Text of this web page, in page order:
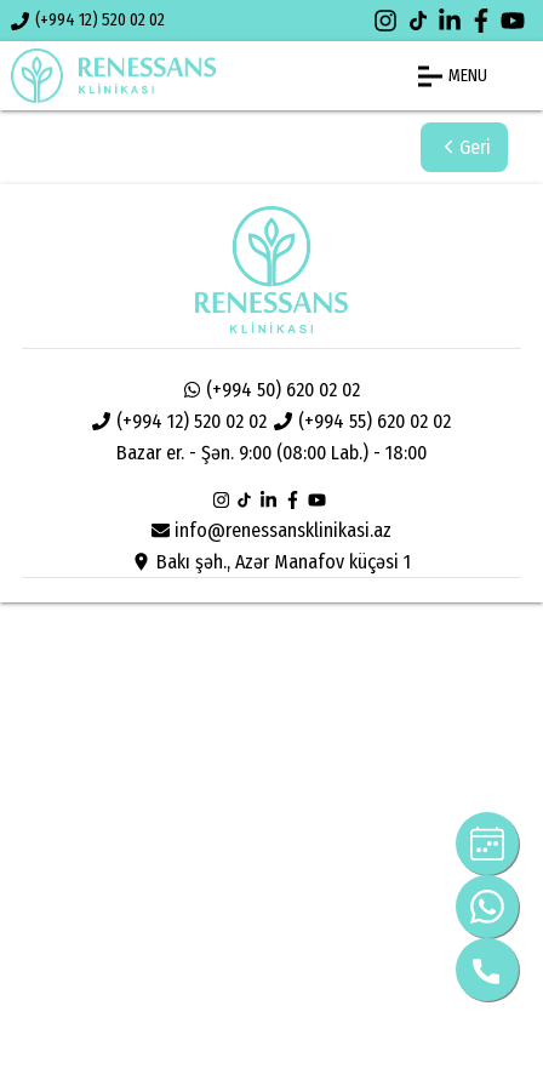
(+994 12) 520 02 02
MENU
Geri
info@renessansklinikasi.az
Bakı şəh., Azər Manafov küçəsi 1
(+994 12) 520 02 02 (+994 55) 620 02 02
(+994 50) 620 02 02
Bazar er. - Şən. 9:00 (08:00 Lab.) - 18:00